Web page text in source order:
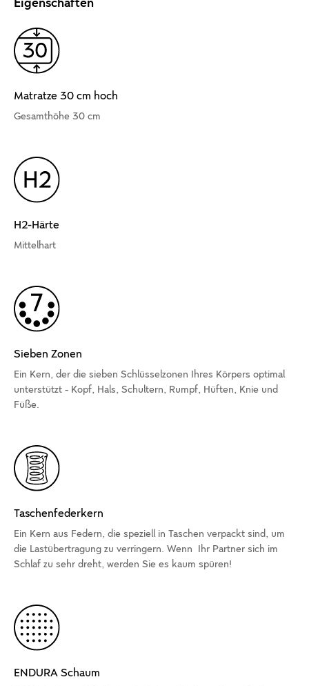
Eigenschaften
Matratze 30 cm hoch
Gesamthöhe 30 cm
H2-Härte
Mittelhart
Sieben Zonen
Ein Kern, der die sieben Schlüsselzonen Ihres Körpers optimal
unterstützt - Kopf, Hals, Schultern, Rumpf, Hüften, Knie und
Füße.
Taschenfederkern
Ein Kern aus Federn, die speziell in Taschen verpackt sind, um
die Lastübertragung zu verringern. Wenn Ihr Partner sich im
Schlaf zu sehr dreht, werden Sie es kaum spüren!
ENDURA Schaum